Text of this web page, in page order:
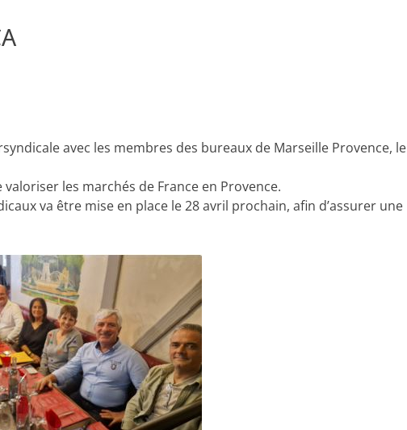
avec les membres des bureaux de Marseille Provence, le
les marchés de France en Provence.
va être mise en place le 28 avril prochain, afin d’assurer une